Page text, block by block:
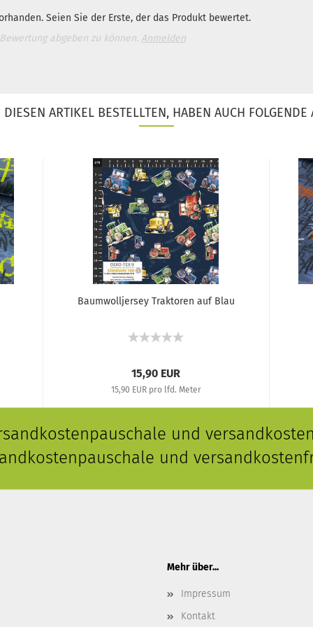
Seien Sie der Erste, der das Produkt bewertet.
abgeben zu können. Anmelden
ARTIKEL BESTELLTEN, HABEN AUCH FOLGENDE
Baumwolljersey Traktoren auf Blau
15,90 EUR
15,90 EUR pro lfd. Meter
und
und
Mehr über...
Impressum
Kontakt